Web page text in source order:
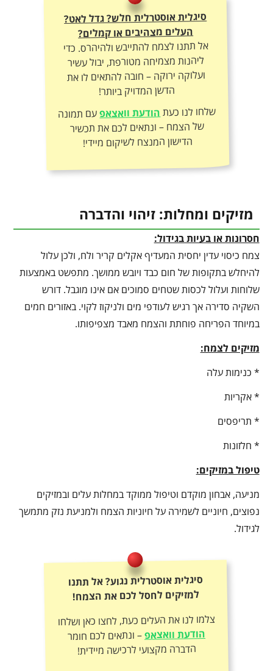
סיגלית אוסטרלית חלש? גדל לאט?
העלים מצהיבים או קמלים?
אל תתנו לצמח להתייבש ולהיהרס. כדי
ליהנות מצמיחה מטורפת, יבול עשיר
ועלוקה ירוקה – חובה להתאים לו את
הדשן המדויק ביותר!
שלחו לנו כעתהודעת וואצאפעם תמונה
של הצמח – ונתאים לכם את תכשיר
הדישון המנצח לשיקום מיידי!
מזיקים ומחלות: זיהוי והדברה
חסרונות או בעיות בגידול:
צמח כיסוי עדין יחסית המעדיף אקלים קריר ולח, ולכן עלול
להיחלש בתקופות של חום כבד ויובש ממושך. מתפשט באמצעות
שלוחות ועלול לכסות שטחים סמוכים אם אינו מוגבל. דורש
השקיה סדירה אך רגיש לעודפי מים ולניקוז לקוי. באזורים חמים
במיוחד הפריחה פוחתת והצמח מאבד מצפיפותו.
מזיקים לצמח:
* כנימות עלה
* אקריות
* תריפסים
* חלזונות
טיפול במזיקים:
מניעה, אבחון מוקדם וטיפול ממוקד במחלות עלים ובמזיקים
נפוצים, חיוניים לשמירה על חיוניות הצמח ולמניעת נזק מתמשך
לגידול.
סיגלית אוסטרלית נגוע? אל תתנו
למזיקים לחסל לכם את הצמח!
צלמו לנו את העלים כעת, לחצו כאן ושלחו
הודעת וואצאפ– ונתאים לכם חומר
הדברה מקצועי לרכישה מיידית!